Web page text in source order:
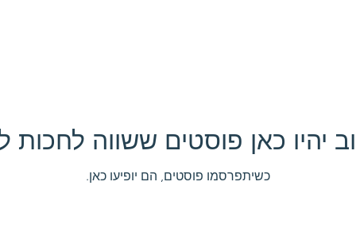
יהיו כאן פוסטים ששווה לחכות
כשיתפרסמו פוסטים, הם יופיעו כאן.